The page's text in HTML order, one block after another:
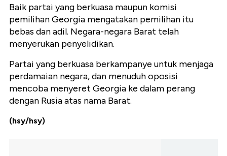
Baik partai yang berkuasa maupun komisi
pemilihan Georgia mengatakan pemilihan itu
bebas dan adil. Negara-negara Barat telah
menyerukan penyelidikan.
Partai yang berkuasa berkampanye untuk menjaga
perdamaian negara, dan menuduh oposisi
mencoba menyeret Georgia ke dalam perang
dengan Rusia atas nama Barat.
(hsy/hsy)